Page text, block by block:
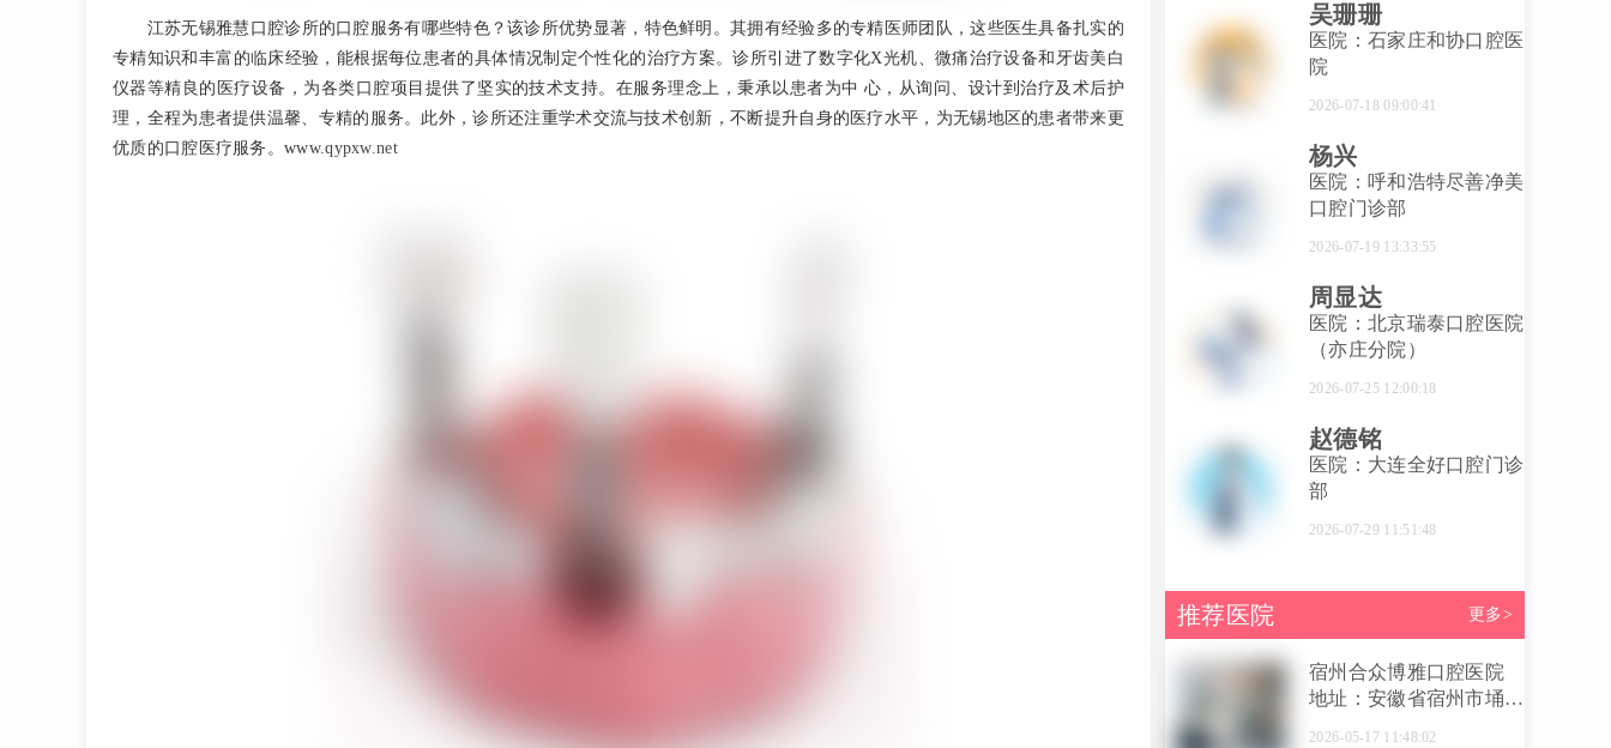
江苏无锡雅慧口腔诊所的口腔服务有哪些特色？该诊所优势显著，特色鲜明。其拥有经验多的专精医师团队，这些医生具备扎实的
专精知识和丰富的临床经验，能根据每位患者的具体情况制定个性化的治疗方案。诊所引进了数字化X光机、微痛治疗设备和牙齿美白
仪器等精良的医疗设备，为各类口腔项目提供了坚实的技术支持。在服务理念上，秉承以患者为中 心，从询问、设计到治疗及术后护
理，全程为患者提供温馨、专精的服务。此外，诊所还注重学术交流与技术创新，不断提升自身的医疗水平，为无锡地区的患者带来更
优质的口腔医疗服务。www.qypxw.net
吴珊珊
医院：石家庄和协口腔医
院
2026-07-18 09:00:41
杨兴
医院：呼和浩特尽善净美
口腔门诊部
2026-07-19 13:33:55
周显达
医院：北京瑞泰口腔医院
（亦庄分院）
2026-07-25 12:00:18
赵德铭
医院：大连全好口腔门诊
部
2026-07-29 11:51:48
推荐医院 更多>
宿州合众博雅口腔医院
地址：安徽省宿州市埇桥
2026-05-17 11:48:02